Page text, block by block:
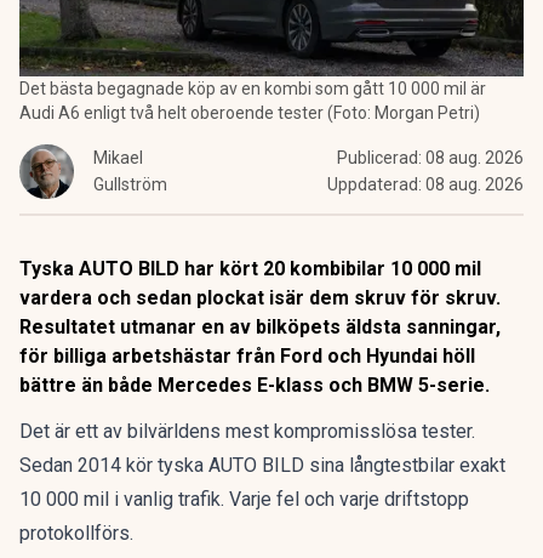
Det bästa begagnade köp av en kombi som gått 10 000 mil är
Audi A6 enligt två helt oberoende tester (Foto: Morgan Petri)
Mikael
Gullström
Publicerad: 08 aug. 2026
Uppdaterad: 08 aug. 2026
Tyska AUTO BILD har kört 20 kombibilar 10 000 mil
vardera och sedan plockat isär dem skruv för skruv.
Resultatet utmanar en av bilköpets äldsta sanningar,
för billiga arbetshästar från Ford och Hyundai höll
bättre än både Mercedes E-klass och BMW 5-serie.
Det är ett av bilvärldens mest kompromisslösa tester.
Sedan 2014 kör tyska AUTO BILD sina långtestbilar exakt
10 000 mil i vanlig trafik. Varje fel och varje driftstopp
protokollförs.